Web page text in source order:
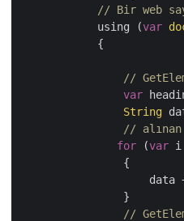
// Bir web
            using (
var
            {
//
var
String
// alınan
for (var i
                {
data
                }
//